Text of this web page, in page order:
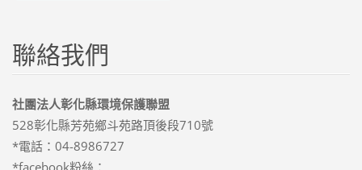
聯絡我們
社團法人彰化縣環境保護聯盟
528彰化縣芳苑鄉斗苑路頂後段710號
*電話：04-8986727
*facebook粉絲：